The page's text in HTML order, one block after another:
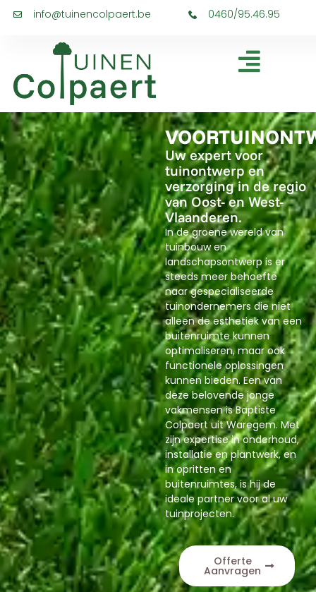
info@tuinencolpaert.be 0460/95.46.95
Uw expert voor
tuinontwerp en
verzorging in de regio
van Oost- en West-
Vlaanderen.
In de groene wereld van
tuinbouw en
landschapsontwerp is er
steeds meer behoefte
naar gespecialiseerde
tuinondernemers die niet
alleen de esthetiek van een
buitenruimte kunnen
optimaliseren, maar ook
functionele oplossingen
kunnen bieden. Een van
deze belovende jonge
vakmensen is Baptiste
Colpaert uit Waregem. Met
zijn expertise in onderhoud,
installatie en plantwerk, en
in opritten en
buitenruimtes, is hij de
ideale partner voor al uw
tuinprojecten.
Offerte
Aanvragen